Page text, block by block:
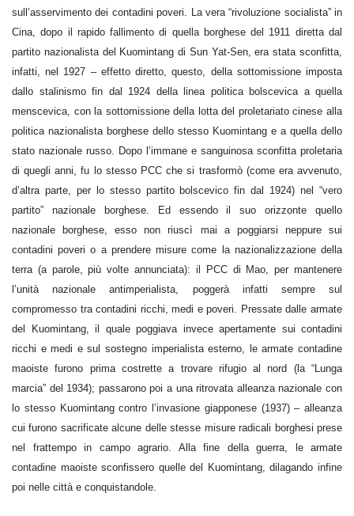
sull’asservimento dei contadini poveri. La vera “rivoluzione socialista” in
Cina, dopo il rapido fallimento di quella borghese del 1911 diretta dal
partito nazionalista del Kuomintang di Sun Yat-Sen, era stata sconfitta,
infatti, nel 1927 – effetto diretto, questo, della sottomissione imposta
dallo stalinismo fin dal 1924 della linea politica bolscevica a quella
menscevica, con la sottomissione della lotta del proletariato cinese alla
politica nazionalista borghese dello stesso Kuomintang e a quella dello
stato nazionale russo. Dopo l’immane e sanguinosa sconfitta proletaria
di quegli anni, fu lo stesso PCC che si trasformò (come era avvenuto,
d’altra parte, per lo stesso partito bolscevico fin dal 1924) nel “vero
partito” nazionale borghese. Ed essendo il suo orizzonte quello
nazionale borghese, esso non riuscì mai a poggiarsi neppure sui
contadini poveri o a prendere misure come la nazionalizzazione della
terra (a parole, più volte annunciata): il PCC di Mao, per mantenere
l’unità nazionale antimperialista, poggerà infatti sempre sul
compromesso tra contadini ricchi, medi e poveri. Pressate dalle armate
del Kuomintang, il quale poggiava invece apertamente sui contadini
ricchi e medi e sul sostegno imperialista esterno, le armate contadine
maoiste furono prima costrette a trovare rifugio al nord (la “Lunga
marcia” del 1934); passarono poi a una ritrovata alleanza nazionale con
lo stesso Kuomintang contro l’invasione giapponese (1937) – alleanza
cui furono sacrificate alcune delle stesse misure radicali borghesi prese
nel frattempo in campo agrario. Alla fine della guerra, le armate
contadine maoiste sconfissero quelle del Kuomintang, dilagando infine
poi nelle città e conquistandole.